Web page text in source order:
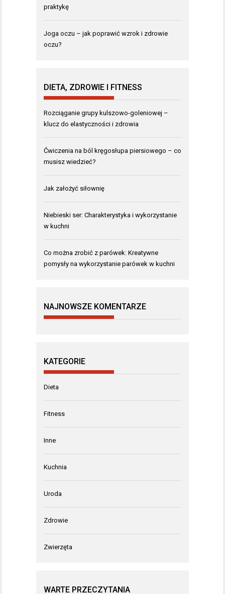
praktykę
Joga oczu – jak poprawić wzrok i zdrowie
oczu?
DIETA, ZDROWIE I FITNESS
Rozciąganie grupy kulszowo-goleniowej –
klucz do elastyczności i zdrowia
Ćwiczenia na ból kręgosłupa piersiowego – co
musisz wiedzieć?
Jak założyć siłownię
Niebieski ser: Charakterystyka i wykorzystanie
w kuchni
Co można zrobić z parówek: Kreatywne
pomysły na wykorzystanie parówek w kuchni
NAJNOWSZE KOMENTARZE
KATEGORIE
Dieta
Fitness
Inne
Kuchnia
Uroda
Zdrowie
Zwierzęta
WARTE PRZECZYTANIA